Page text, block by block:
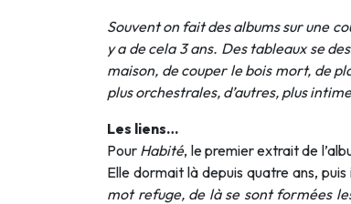
Souvent on fait des albums sur une
y a de cela 3 ans. Des tableaux se
maison, de couper le bois mort, de
plus orchestrales, d’autres, plus
Les liens…
Pour Habité, le premier extrait de
Elle dormait là depuis quatre ans,
mot refuge, de là se sont formées